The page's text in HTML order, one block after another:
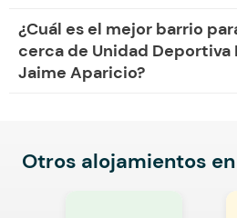
¿Cuál es el mejor barrio
cerca de Unidad Deportiva
Jaime Aparicio?
Otros alojamientos